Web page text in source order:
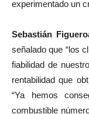
experimentado un
Sebastián
señalado que “los
fiabilidad de
rentabilidad que
“Ya hemos
combustible